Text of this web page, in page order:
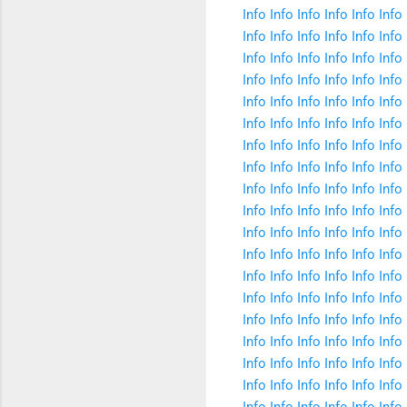
Info Info Info Info Info Info
Info Info Info Info Info Info
Info Info Info Info Info Info
Info Info Info Info Info Info
Info Info Info Info Info Info
Info Info Info Info Info Info
Info Info Info Info Info Info
Info Info Info Info Info Info
Info Info Info Info Info Info
Info Info Info Info Info Info
Info Info Info Info Info Info
Info Info Info Info Info Info
Info Info Info Info Info Info
Info Info Info Info Info Info
Info Info Info Info Info Info
Info Info Info Info Info Info
Info Info Info Info Info Info
Info Info Info Info Info Info